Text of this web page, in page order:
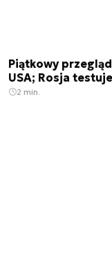
Piątkowy
USA; Rosja
2 min.